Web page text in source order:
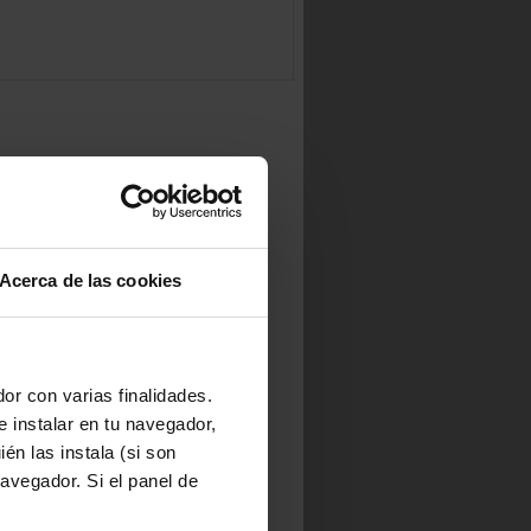
Acerca de las cookies
con varias finalidades.
instalar en tu navegador,
las instala (si son
Si el panel de